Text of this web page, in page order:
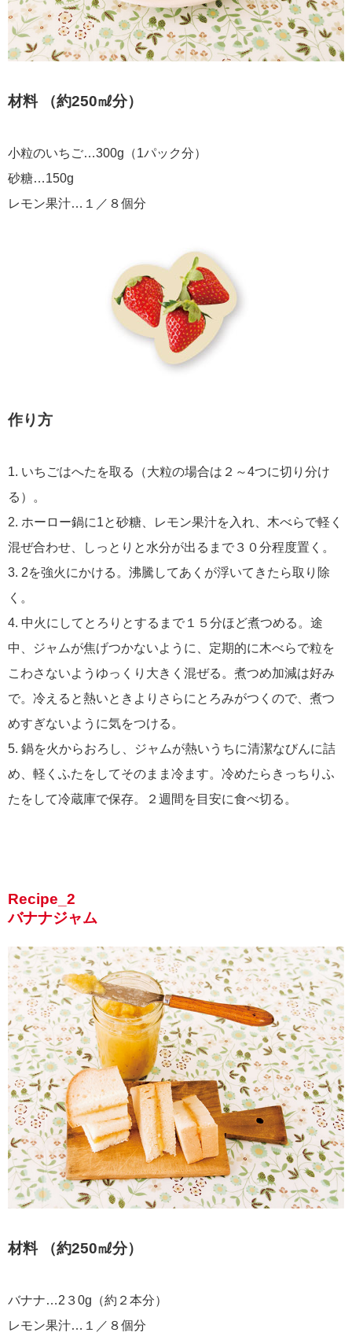
材料 （約250㎖分）
小粒のいちご…300g（1パック分）
砂糖…150g
レモン果汁…１／８個分
作り方
1. いちごはへたを取る（大粒の場合は２～4つに切り分け
る）。
2. ホーロー鍋に1と砂糖、レモン果汁を入れ、木べらで軽く
混ぜ合わせ、しっとりと水分が出るまで３０分程度置く。
3. 2を強火にかける。沸騰してあくが浮いてきたら取り除
く。
4. 中火にしてとろりとするまで１５分ほど煮つめる。途
中、ジャムが焦げつかないように、定期的に木べらで粒を
こわさないようゆっくり大きく混ぜる。煮つめ加減は好み
で。冷えると熱いときよりさらにとろみがつくので、煮つ
めすぎないように気をつける。
5. 鍋を火からおろし、ジャムが熱いうちに清潔なびんに詰
め、軽くふたをしてそのまま冷ます。冷めたらきっちりふ
たをして冷蔵庫で保存。２週間を目安に食べ切る。
Recipe_2
バナナジャム
材料 （約250㎖分）
バナナ…2３0g（約２本分）
レモン果汁…１／８個分